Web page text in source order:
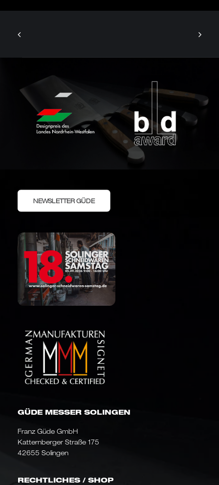
NEWSLETTER GÜDE
GÜDE MESSER SOLINGEN
Franz Güde GmbH
Katternberger Straße 175
42655 Solingen
RECHTLICHES / SHOP